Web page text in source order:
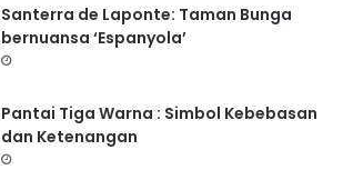
Santerra de Laponte: Taman Bunga
bernuansa ‘Espanyola’
Pantai Tiga Warna : Simbol Kebebasan
dan Ketenangan